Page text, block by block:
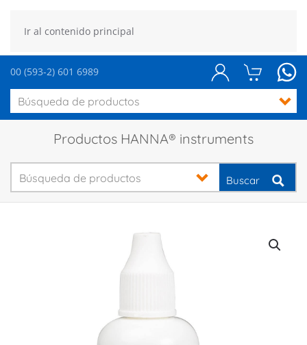
Ir al contenido principal
00 (593-2) 601 6989
Productos HANNA® instruments
Buscar